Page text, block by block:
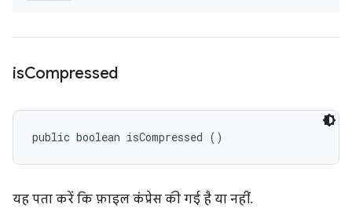
isCompressed
public boolean isCompressed ()
यह पता करें कि फ़ाइल कंप्रेस की गई है या नहीं.